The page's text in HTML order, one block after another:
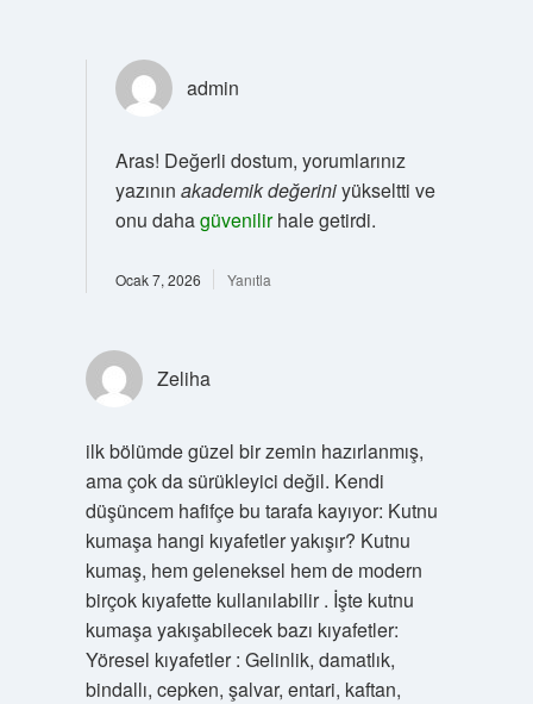
admin
Aras! Değerli dostum, yorumlarınız
yazının akademik değeriniyükseltti ve
onu dahagüvenilirhale getirdi.
Ocak 7, 2026 Yanıtla
Zeliha
ilk bölümde güzel bir zemin hazırlanmış,
ama çok da sürükleyici değil. Kendi
düşüncem hafifçe bu tarafa kayıyor: Kutnu
kumaşa hangi kıyafetler yakışır? Kutnu
kumaş, hem geleneksel hem de modern
birçok kıyafette kullanılabilir . İşte kutnu
kumaşa yakışabilecek bazı kıyafetler:
Yöresel kıyafetler : Gelinlik, damatlık,
bindallı, cepken, şalvar, entari, kaftan,